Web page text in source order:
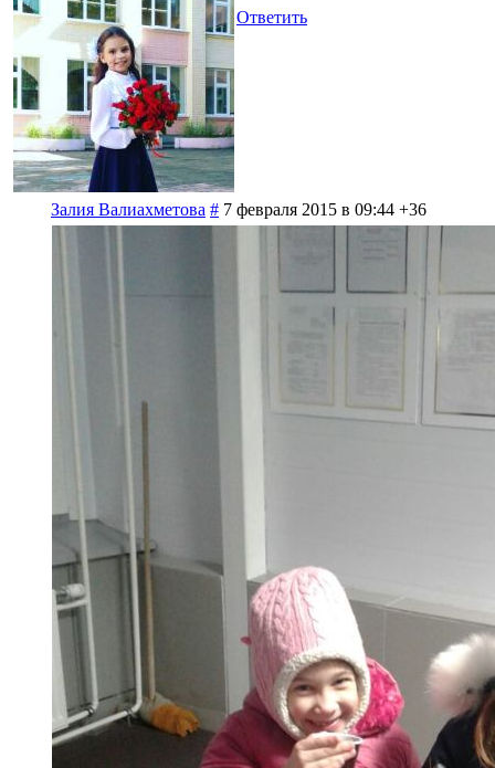
Ответить
Залия Валиахметова # 7 февраля 2015 в 09:44 +36